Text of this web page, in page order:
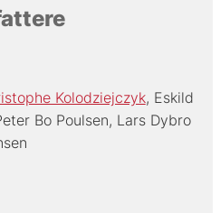
Kolodziejczyk Eskild
Bo Poulsen Lars Dybro